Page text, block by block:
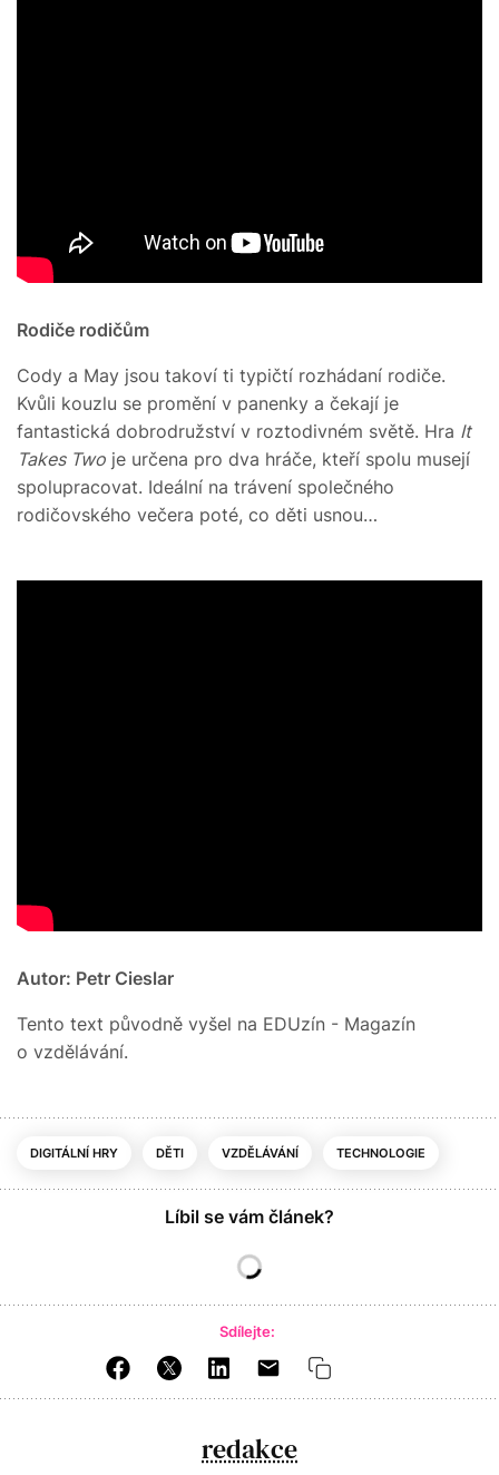
Rodiče rodičům
Cody a May jsou takoví ti typičtí rozhádaní rodiče.
Kvůli kouzlu se promění v panenky a čekají je
fantastická dobrodružství v roztodivném světě. Hra It
Takes Two je určena pro dva hráče, kteří spolu musejí
spolupracovat. Ideální na trávení společného
rodičovského večera poté, co děti usnou…
Autor: Petr Cieslar
Tento text původně vyšel na EDUzín - Magazín
o vzdělávání.
DIGITÁLNÍ HRY DĚTI VZDĚLÁVÁNÍ TECHNOLOGIE
Líbil se vám článek?
Sdílejte:
redakce